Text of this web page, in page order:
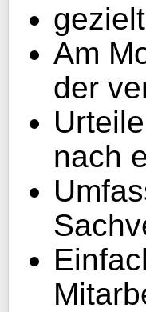
Am
der
nach